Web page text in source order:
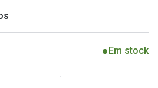
Air Optix
Acuvue
Em stock